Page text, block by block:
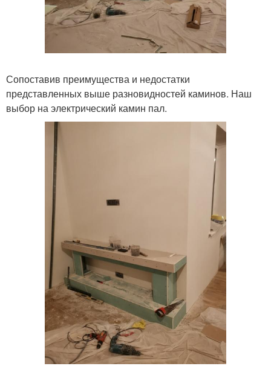
Сопоставив преимущества и недостатки
представленных выше разновидностей каминов. Наш
выбор на электрический камин пал.